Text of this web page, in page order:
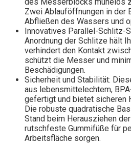
Zwei Ablauföffnungen in der
Abfließen des Wassers und
Innovatives Parallel-Schlitz-
Anordnung der Schlitze hält
verhindert den Kontakt
schützt die Messer und
Beschädigungen.
Sicherheit und Stabilität:
aus lebensmittelechtem,
gefertigt und bietet sicheren
Die robuste quadratische
Stand beim Herausziehen
rutschfeste Gummifüße für
Arbeitsfläche sorgen.